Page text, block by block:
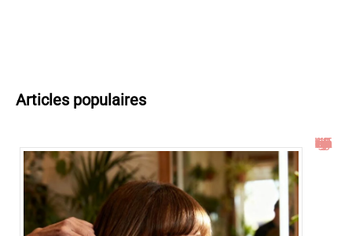
Articles populaires
Idées de coupe cheveux mi long dégradé effilé avec frange à 60 ans